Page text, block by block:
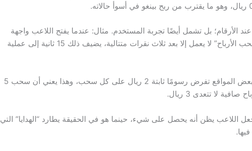
عند الأرقام؛ بل تشمل أيضًا تجربة المستخدم. مثال: عندما يفتح اللاعب واجهة
بينغو وتجد زر “سحب الأرباح” لا يعمل إلا بعد ثلاث نقرات متتالية، يضيف ذلك 15 ثانية إلى عملية
إضافةً إلى ذلك، بعض المواقع تفرض رسومًا ثابتة 2 ريال على كل سحب، وهذا يعني أن سحب 5
لا تتعدى 3 ريال.
اللاعب يظن أنه يحصل على شيء، حينما هو في الحقيقة يطارد “الهدايا” التي